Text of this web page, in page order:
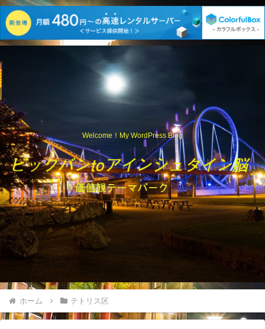
Welcome！My WordPress Blog
ホーム テトリス区